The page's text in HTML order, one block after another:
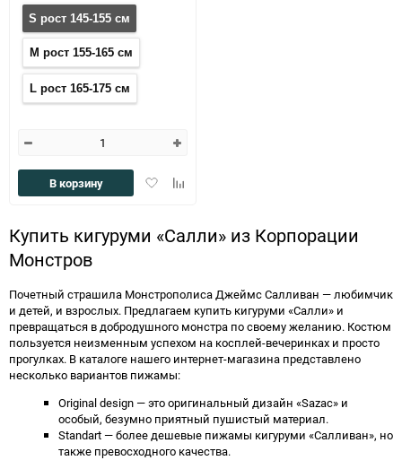
S рост 145-155 см
M рост 155-165 см
L рост 165-175 см
ДобавитьДобавить
В корзину
Купить кигуруми «Салли» из Корпорации
Монстров
Почетный страшила Монстрополиса Джеймс Салливан — любимчик
и детей, и взрослых. Предлагаем купить кигуруми «Салли» и
превращаться в добродушного монстра по своему желанию. Костюм
пользуется неизменным успехом на косплей-вечеринках и просто
прогулках. В каталоге нашего интернет-магазина представлено
несколько вариантов пижамы:
Original design — это оригинальный дизайн «Sazac» и
особый, безумно приятный пушистый материал.
Standart — более дешевые пижамы кигуруми «Салливан», но
также превосходного качества.